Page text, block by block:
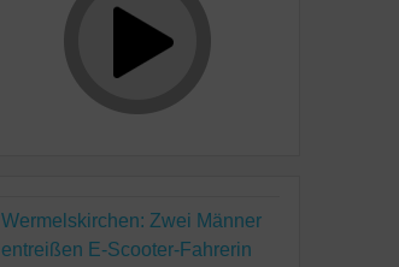
Wermelskirchen: Zwei Männer
entreißen E-Scooter-Fahrerin